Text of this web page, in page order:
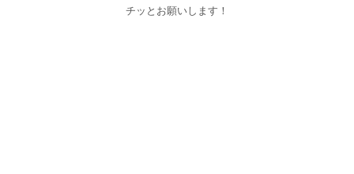
チッとお願いします！